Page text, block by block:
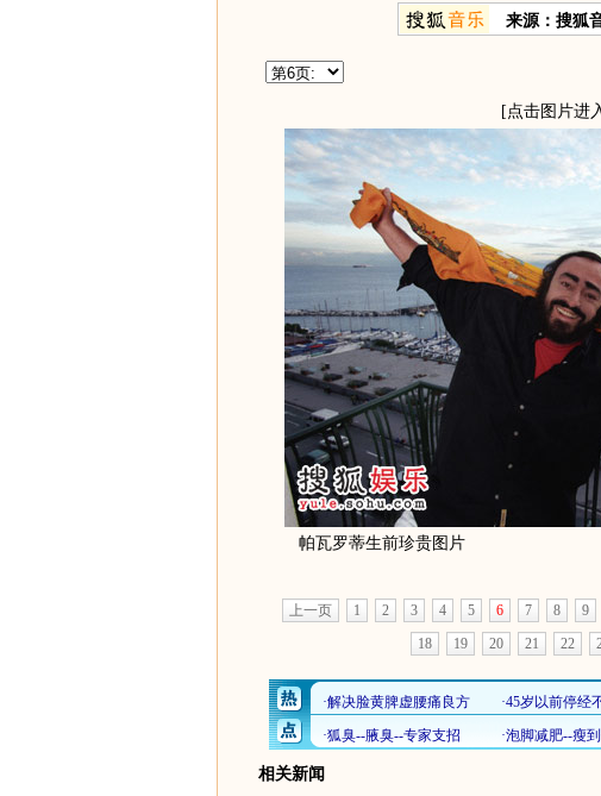
来源：搜狐
[点击图片进
帕瓦罗蒂生前珍贵图片
上一页 1 2 3 4 5 6 7 8 9
18
19 20 21 22
相关新闻